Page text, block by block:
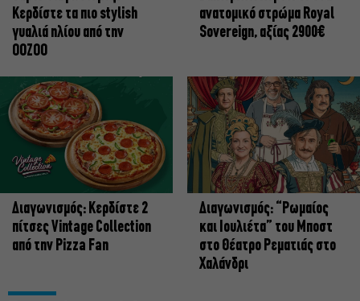
Κερδίστε τα πιο stylish
γυαλιά ηλίου από την
OOZOO
ανατομικό στρώμα Royal
Sovereign, αξίας 2900€
Διαγωνισμός: Κερδίστε 2
πίτσες Vintage Collection
από την Pizza Fan
Διαγωνισμός: “Ρωμαίος
και Ιουλιέτα” του Μποστ
στο Θέατρο Ρεματιάς στο
Χαλάνδρι